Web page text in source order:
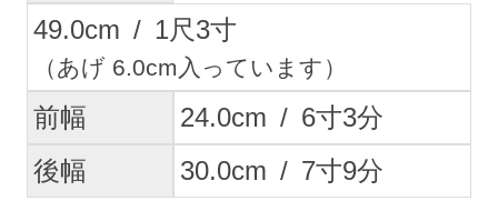
49.0cm / 1尺3寸
（あげ 6.0cm入っています）
前幅 24.0cm / 6寸3分
後幅
30.0cm / 7寸9分